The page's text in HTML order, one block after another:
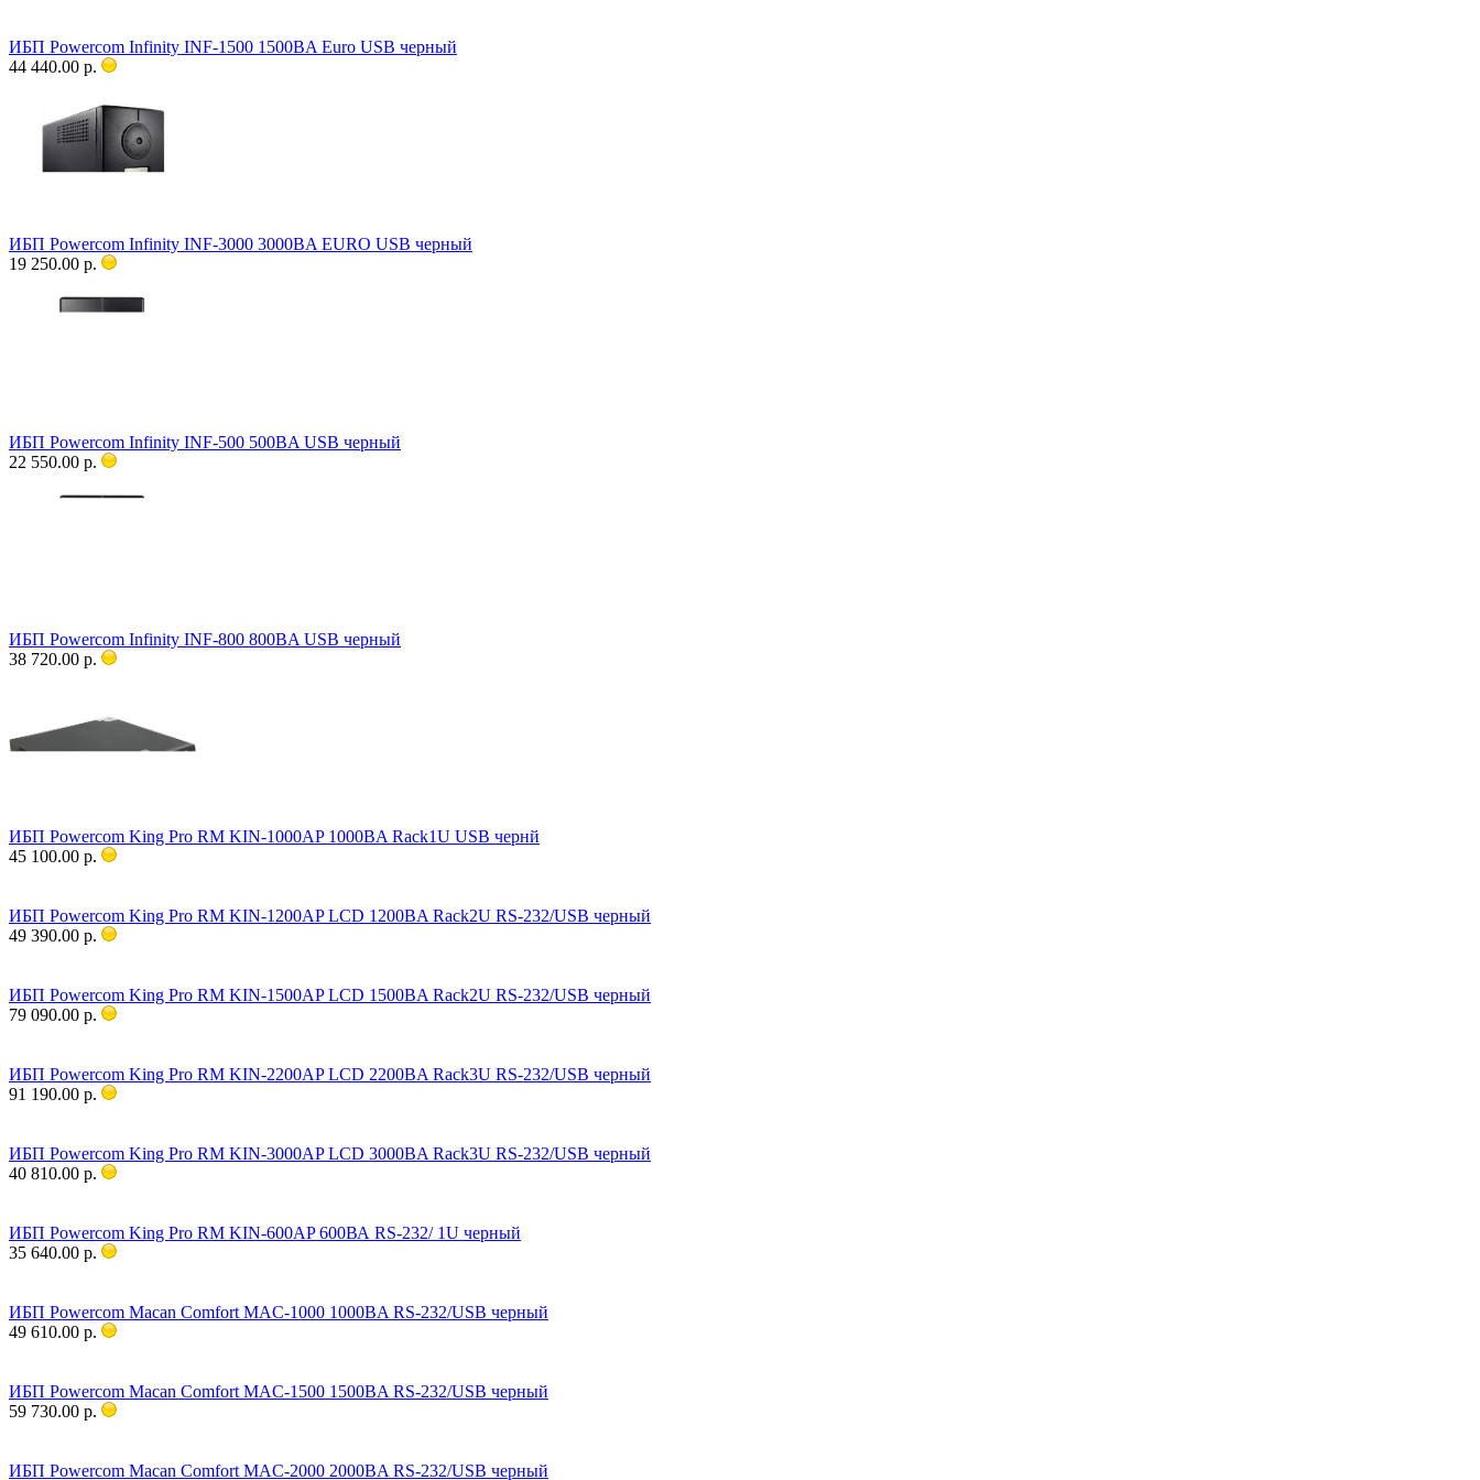
ИБП Powercom Infinity INF-1500 1500ВA Euro USB черный
44 440.00 р.
ИБП Powercom Infinity INF-3000 3000ВA EURO USB черный
19 250.00 р.
ИБП Powercom Infinity INF-500 500ВA USB черный
22 550.00 р.
ИБП Powercom Infinity INF-800 800ВA USB черный
38 720.00 р.
ИБП Powercom King Pro RM KIN-1000AP 1000ВA Rack1U USB чернй
45 100.00 р.
ИБП Powercom King Pro RM KIN-1200AP LCD 1200ВA Rack2U RS-232/USB черный
49 390.00 р.
ИБП Powercom King Pro RM KIN-1500AP LCD 1500ВA Rack2U RS-232/USB черный
79 090.00 р.
ИБП Powercom King Pro RM KIN-2200AP LCD 2200ВA Rack3U RS-232/USB черный
91 190.00 р.
ИБП Powercom King Pro RM KIN-3000AP LCD 3000ВA Rack3U RS-232/USB черный
40 810.00 р.
ИБП Powercom King Pro RM KIN-600AP 600ВА RS-232/ 1U черный
35 640.00 р.
ИБП Powercom Macan Comfort MAC-1000 1000ВA RS-232/USB черный
49 610.00 р.
ИБП Powercom Macan Comfort MAC-1500 1500ВA RS-232/USB черный
59 730.00 р.
ИБП Powercom Macan Comfort MAC-2000 2000ВA RS-232/USB черный